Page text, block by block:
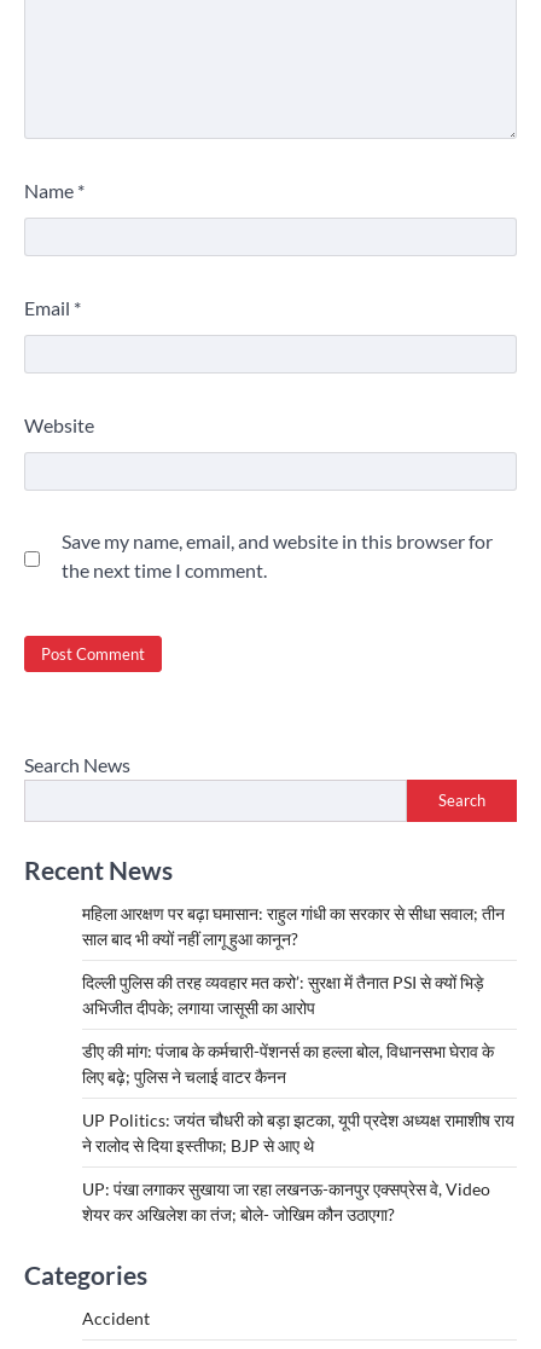
Name *
Email *
Website
Save my name, email, and website in this browser for
the next time I comment.
Search News
Search
Recent News
महिला आरक्षण पर बढ़ा घमासान: राहुल गांधी का सरकार से सीधा सवाल; तीन
साल बाद भी क्यों नहीं लागू हुआ कानून?
दिल्ली पुलिस की तरह व्यवहार मत करो’: सुरक्षा में तैनात PSI से क्यों भिड़े
अभिजीत दीपके; लगाया जासूसी का आरोप
डीए की मांग: पंजाब के कर्मचारी-पेंशनर्स का हल्ला बोल, विधानसभा घेराव के
लिए बढ़े; पुलिस ने चलाई वाटर कैनन
UP Politics: जयंत चौधरी को बड़ा झटका, यूपी प्रदेश अध्यक्ष रामाशीष राय
ने रालोद से दिया इस्तीफा; BJP से आए थे
UP: पंखा लगाकर सुखाया जा रहा लखनऊ-कानपुर एक्सप्रेस वे, Video
शेयर कर अखिलेश का तंज; बोले- जोखिम कौन उठाएगा?
Categories
Accident